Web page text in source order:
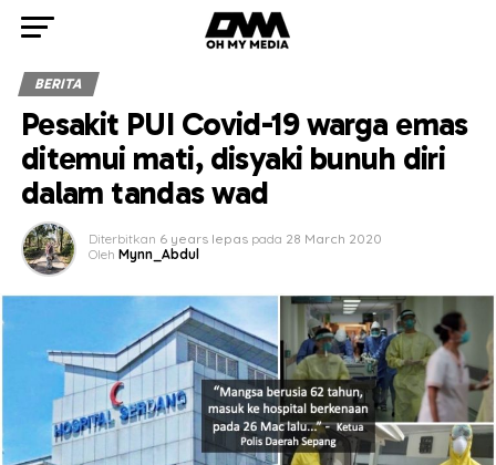
BERITA
Pesakit PUI Covid-19 warga emas
ditemui mati, disyaki bunuh diri
dalam tandas wad
Diterbitkan 6 years lepas pada 28 March 2020
Oleh Mynn_Abdul